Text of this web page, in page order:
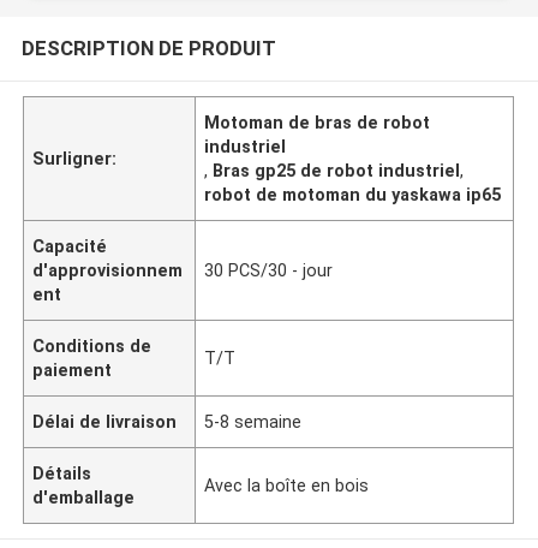
DESCRIPTION DE PRODUIT
Surligner:
Motoman de bras de robot
industriel
, Bras gp25 de robot industriel,
robot de motoman du yaskawa ip65
Capacité
d'approvisionnem
ent
30 PCS/30 - jour
Conditions de
paiement
T/T
Délai de livraison 5-8 semaine
Détails
d'emballage
Avec la boîte en bois